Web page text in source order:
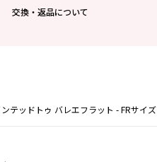
交換・返品について
テッドトゥ バレエフラット - FRサイズ